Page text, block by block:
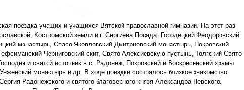
поездка учащих и учащихся Вятской православной гимназии. На этот раз
Костромской земли и г. Сергиева Посада: Городецкий Феодоровский
монастырь, Спасо-Яковлевский Дмитриевский монастырь, Покровский
Черниговский скит, Свято-Алексиевскую пустынь, Толгский Свято-
и святой источник в с. Радонеж, Покровский и Воскресенский храмы
монастырь и др. В ходе поездки состоялось близкое знакомство
Радонежского и святого благоверного князя Александра Невского.